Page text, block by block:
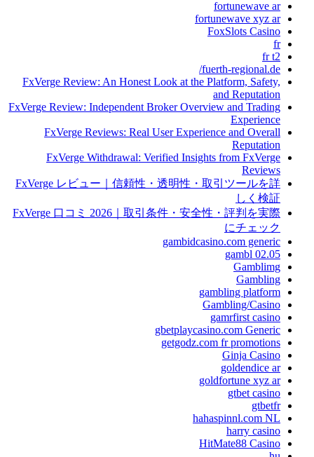
fortunewave ar
fortunewave xyz ar
FoxSlots Casino
fr
fr t2
fuerth-regional.de/
FxVerge Review: An Honest Look at the Platform, Safety,
and Reputation
FxVerge Review: Independent Broker Overview and Trading
Experience
FxVerge Reviews: Real User Experience and Overall
Reputation
FxVerge Withdrawal: Verified Insights from FxVerge
Reviews
FxVerge レビュー｜信頼性・透明性・取引ツールを詳
しく検証
FxVerge 口コミ 2026｜取引条件・安全性・評判を実際
にチェック
gambidcasino.com generic
gambl 02.05
Gamblimg
Gambling
gambling platform
Gambling/Casino
gamrfirst casino
gbetplaycasino.com Generic
getgodz.com fr promotions
Ginja Casino
goldendice ar
goldfortune xyz ar
gtbet casino
gtbetfr
hahaspinnl.com NL
harry casino
HitMate88 Casino